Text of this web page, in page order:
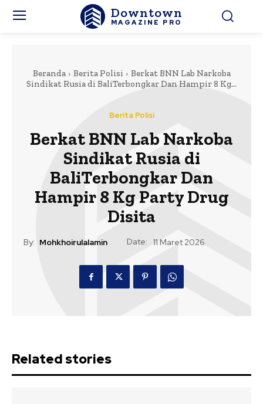
Downtown
MAGAZINE PRO
Beranda Berita Polisi
Berkat BNN Lab Narkoba
Sindikat Rusia di BaliTerbongkar Dan Hampir 8 Kg...
Berita Polisi
Berkat BNN Lab Narkoba
Sindikat Rusia di
BaliTerbongkar Dan
Hampir 8 Kg Party Drug
Disita
By: Mohkhoirulalamin Date: 11 Maret 2026
Related stories